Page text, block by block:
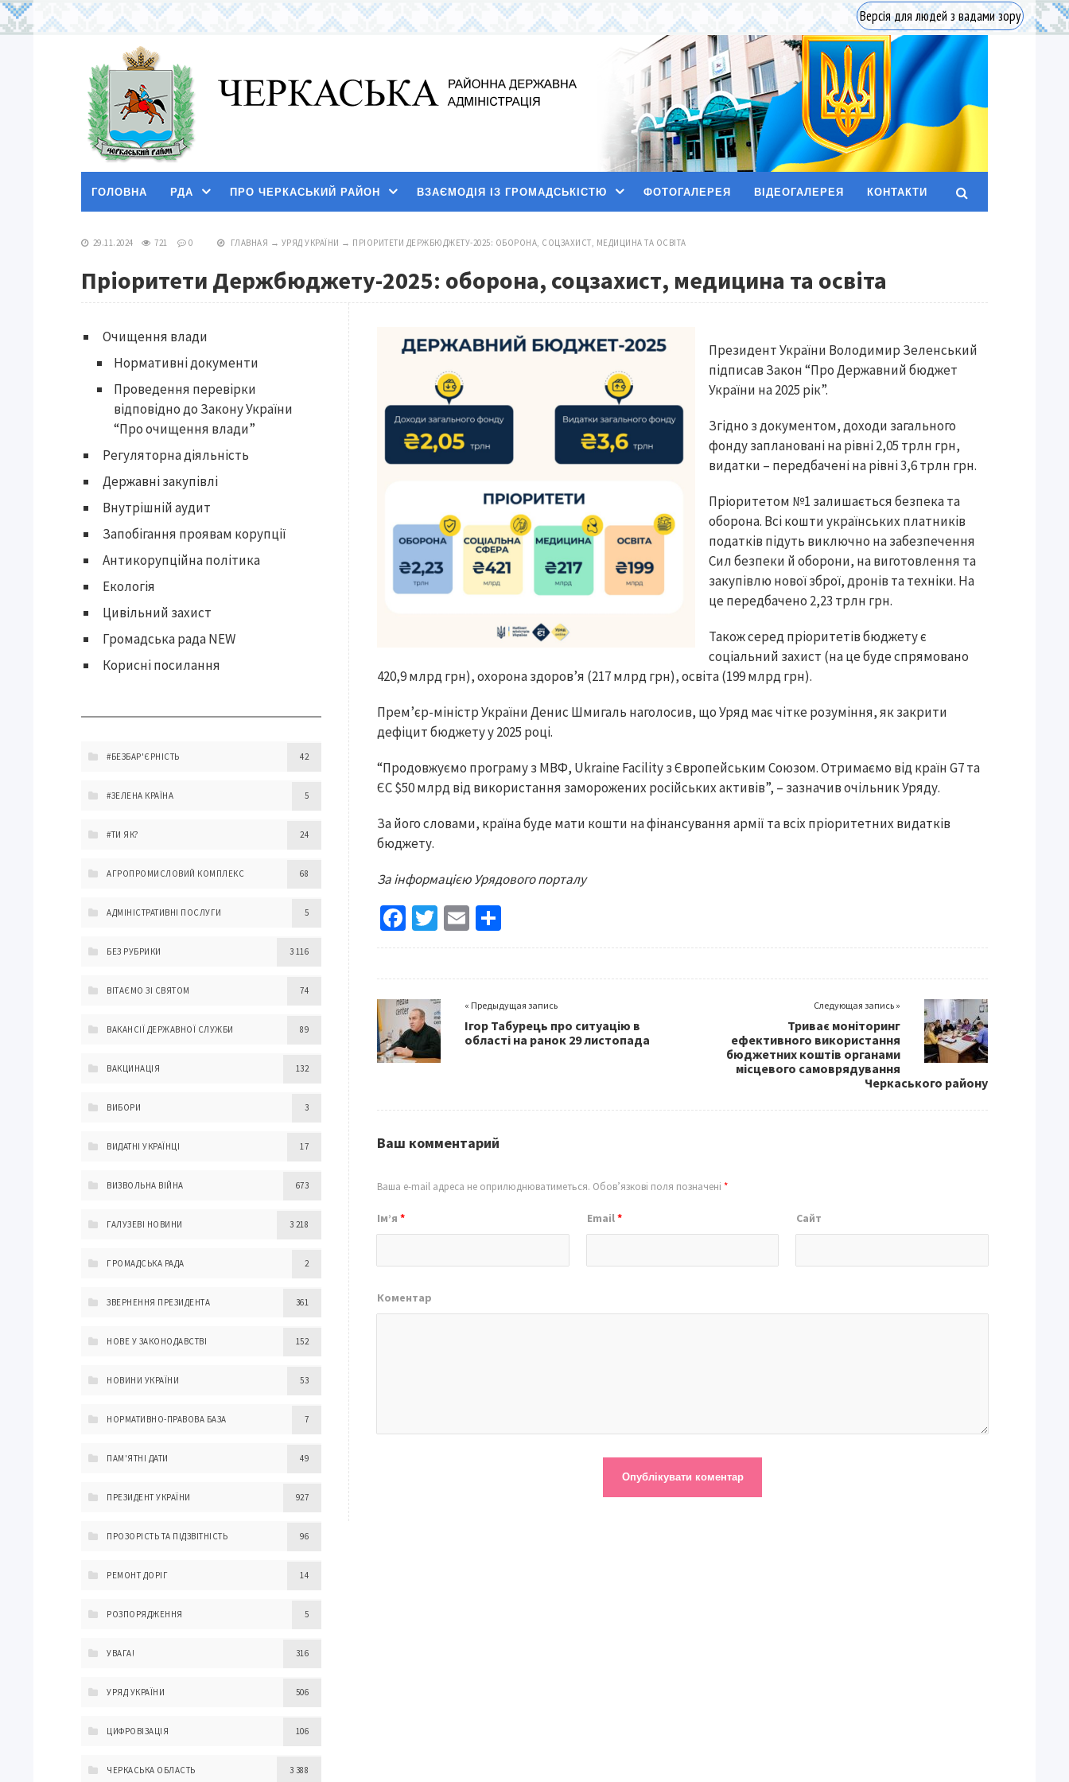
Версія для людей з вадами зору
ГОЛОВНА РДА ПРО ЧЕРКАСЬКИЙ РАЙОН ВЗАЄМОДІЯ ІЗ ГРОМАДСЬКІСТЮ ФОТОГАЛЕРЕЯ ВІДЕОГАЛЕРЕЯ КОНТАКТИ
29.11.2024 721 0 ГЛАВНАЯ → УРЯД УКРАЇНИ → ПРІОРИТЕТИ ДЕРЖБЮДЖЕТУ-2025: ОБОРОНА, СОЦЗАХИСТ, МЕДИЦИНА ТА ОСВІТА
Пріоритети Держбюджету-2025: оборона, соцзахист, медицина та освіта
Президент України Володимир Зеленський
підписав Закон “Про Державний бюджет
України на 2025 рік”.
Згідно з документом, доходи загального
фонду заплановані на рівні 2,05 трлн грн,
видатки – передбачені на рівні 3,6 трлн грн.
Пріоритетом №1 залишається безпека та
оборона. Всі кошти українських платників
податків підуть виключно на забезпечення
Сил безпеки й оборони, на виготовлення та
закупівлю нової зброї, дронів та техніки. На
це передбачено 2,23 трлн грн.
Також серед пріоритетів бюджету є
соціальний захист (на це буде спрямовано
420,9 млрд грн), охорона здоров’я (217 млрд грн), освіта (199 млрд грн).
Прем’єр-міністр України Денис Шмигаль наголосив, що Уряд має чітке розуміння, як закрити
дефіцит бюджету у 2025 році.
“Продовжуємо програму з МВФ, Ukraine Facility з Європейським Союзом. Отримаємо від країн G7 та
ЄС $50 млрд від використання заморожених російських активів”, – зазначив очільник Уряду.
За його словами, країна буде мати кошти на фінансування армії та всіх пріоритетних видатків
бюджету.
За інформацією Урядового порталу
Fa
ce
o
o
k
T
wi
er
E
m
l
h
« Предыдущая запись
Ігор Табурець про ситуацію в
області на ранок 29 листопада
Следующая запись »
Триває моніторинг
ефективного використання
бюджетних коштів органами
місцевого самоврядування
Черкаського району
Ваш комментарий
Ваша e-mail адреса не оприлюднюватиметься. Обов’язкові поля позначені*
Ім’я* Email* Сайт
Коментар
Очищення влади
Нормативні документи
Проведення перевірки
відповідно до Закону України
“Про очищення влади”
Регуляторна діяльність
Державні закупівлі
Внутрішній аудит
Запобігання проявам корупції
Антикорупційна політика
Екологія
Цивільний захист
Громадська рада NEW
Корисні посилання
#БЕЗБАР'ЄРНІСТЬ 42
#ЗЕЛЕНА КРАЇНА 5
#ТИ ЯК? 24
АГРОПРОМИСЛОВИЙ КОМПЛЕКС 68
АДМІНІСТРАТИВНІ ПОСЛУГИ 5
БЕЗ РУБРИКИ 3 116
ВІТАЄМО ЗІ СВЯТОМ 74
ВАКАНСІЇ ДЕРЖАВНОЇ СЛУЖБИ 89
ВАКЦИНАЦІЯ 132
ВИБОРИ 3
ВИДАТНІ УКРАЇНЦІ 17
ВИЗВОЛЬНА ВІЙНА 673
ГАЛУЗЕВІ НОВИНИ 3 218
ГРОМАДСЬКА РАДА 2
ЗВЕРНЕННЯ ПРЕЗИДЕНТА 361
НОВЕ У ЗАКОНОДАВСТВІ 152
НОВИНИ УКРАЇНИ 53
НОРМАТИВНО-ПРАВОВА БАЗА 7
ПАМ'ЯТНІ ДАТИ 49
ПРЕЗИДЕНТ УКРАЇНИ 927
ПРОЗОРІСТЬ ТА ПІДЗВІТНІСТЬ 96
РЕМОНТ ДОРІГ 14
РОЗПОРЯДЖЕННЯ 5
УВАГА! 316
УРЯД УКРАЇНИ 506
ЦИФРОВІЗАЦІЯ 106
ЧЕРКАСЬКА ОБЛАСТЬ 3 388